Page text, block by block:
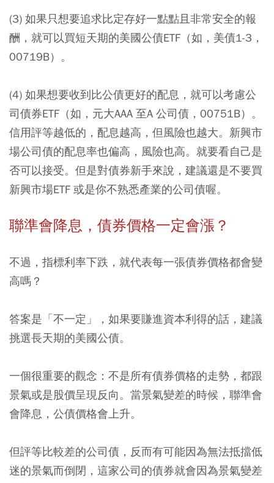
(3) 如果只想要追求比定存好一點點且非常安全的報
酬，就可以買短天期的美國公債ETF（如，美債1-3，
00719B）。
(4) 如果想要收到比公債更好的配息，就可以考慮公
司債券ETF（如，元大AAA 至A 公司債，00751B）。
信用評等越低的，配息越高，但風險也越大。新興市
場公司債的配息率也偏高，風險也高。就要看自己是
否可以接受。但是對債券新手來說，建議還是不要買
新興市場ETF 或是你不熟悉產業的公司債喔。
聯準會降息，債券價格一定會漲？
不過，指標利率下跌，就代表每一張債券價格都會變
高嗎？
答案是「不一定」，如果要賺進資本利得的話，建議
挑選長天期的美國公債。
一個很重要的觀念：不是所有債券價格的走勢，都跟
景氣或是股價呈現反向。當景氣變差的時候，聯準會
會降息，公債價格會上升。
但評等比較差的公司債，反而有可能因為無法抵擋低
迷的景氣而倒閉，這家公司的債券就會因為景氣變差